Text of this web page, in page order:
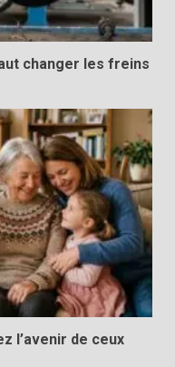
changer les freins
l’avenir de ceux